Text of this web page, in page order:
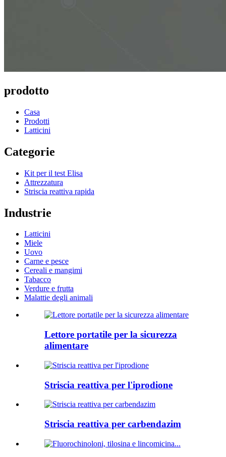
prodotto
Casa
Prodotti
Latticini
Categorie
Kit per il test Elisa
Attrezzatura
Striscia reattiva rapida
Industrie
Latticini
Miele
Uovo
Carne e pesce
Cereali e mangimi
Tabacco
Verdure e frutta
Malattie degli animali
Lettore portatile per la sicurezza
alimentare
Striscia reattiva per l'iprodione
Striscia reattiva per carbendazim